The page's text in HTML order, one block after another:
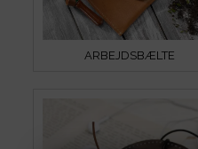
ARBEJDSBÆLTE